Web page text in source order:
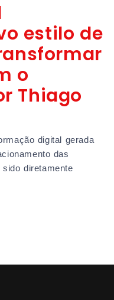
estilo de
o
Thiago
digital gerada
das
diretamente